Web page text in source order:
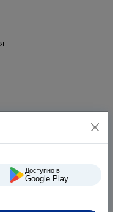
Доступно в
Google Play